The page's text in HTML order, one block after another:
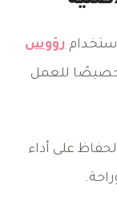
رؤوس
للعمل
على أداء